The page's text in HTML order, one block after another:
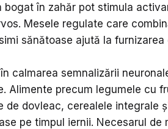
bogat în zahăr pot stimula
Mesele regulate care
sănătoase ajută la
calmarea semnalizării
Alimente precum legumele cu
de dovleac, cerealele integrale
pe timpul iernii. Necesarul de